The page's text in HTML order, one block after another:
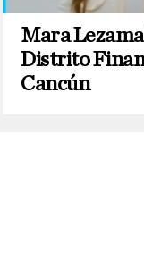
Mara
Distrito
Cancún